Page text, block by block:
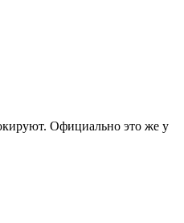
Официально это же у